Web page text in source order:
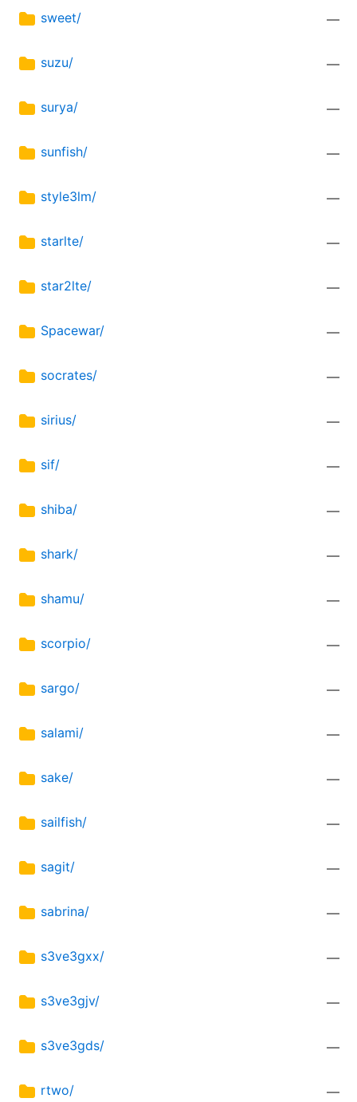
sweet/ —
suzu/ —
surya/ —
sunfish/ —
style3lm/ —
starlte/ —
star2lte/ —
Spacewar/ —
socrates/ —
sirius/ —
sif/ —
shiba/ —
shark/ —
shamu/ —
scorpio/ —
sargo/ —
salami/ —
sake/ —
sailfish/ —
sagit/ —
sabrina/ —
s3ve3gxx/ —
s3ve3gjv/ —
s3ve3gds/ —
rtwo/ —